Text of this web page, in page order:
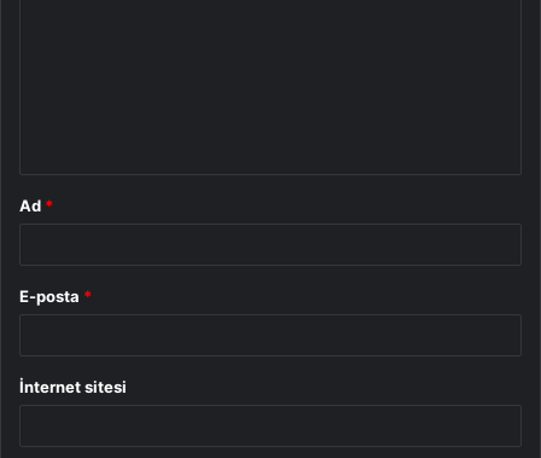
Ad *
E-posta *
İnternet sitesi